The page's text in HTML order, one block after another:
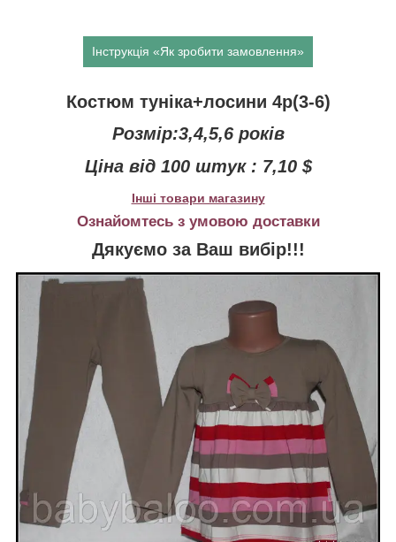
Інструкція «Як зробити замовлення»
Костюм туніка+лосини 4р(3-6)
Розмір:3,4,5,6 років
Ціна від 100 штук : 7,10 $
Інші товари магазину
Ознайомтесь з умовою доставки
Дякуємо за Ваш вибір!!!